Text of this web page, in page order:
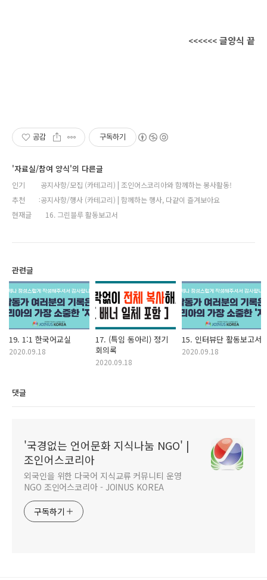
<<<<<< 글양식 끝
공감 구독하기
'자료실/참여 양식'의 다른글
인기
공지사항/모집 (카테고리) | 조인어스코리아와 함께하는 봉사활동!
추천
공지사항/행사 (카테고리) | 함께하는 행사, 다같이 즐겨보아요
현재글
16. 그린블루 활동보고서
관련글
19. 1:1 한국어교실
2020.09.18
17. (특임 동아리) 정기
회의록
2020.09.18
15. 인터뷰단 활동보고서
2020.09.18
댓글
'국경없는 언어문화 지식나눔 NGO' |
조인어스코리아
외국인을 위한 다국어 지식교류 커뮤니티 운영
NGO 조인어스코리아 - JOINUS KOREA
구독하기